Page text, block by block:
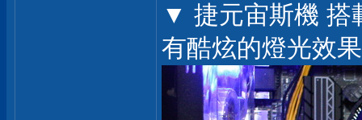
▼ 捷元宙斯機 搭
有酷炫的燈光效